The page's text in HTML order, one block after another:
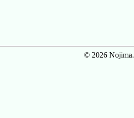
© 2026 Nojima.